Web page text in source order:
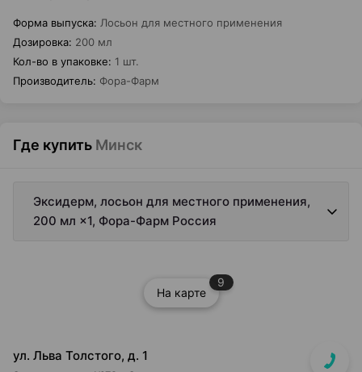
Форма выпуска: Лосьон для местного применения
Дозировка: 200 мл
Кол-во в упаковке: 1 шт.
Производитель: Фора-Фарм
Где купить Минск
Эксидерм, лосьон для местного применения,
200 мл ×1, Фора-Фарм Россия
На карте
9
ул. Льва Толстого, д. 1